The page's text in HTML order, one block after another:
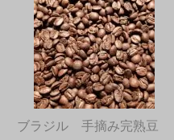
して高熱と倦怠感でダウ
ではないのでもう2日後
したが大事をと...続きを
おもひで、ご
ブラジル 手摘み完熟豆